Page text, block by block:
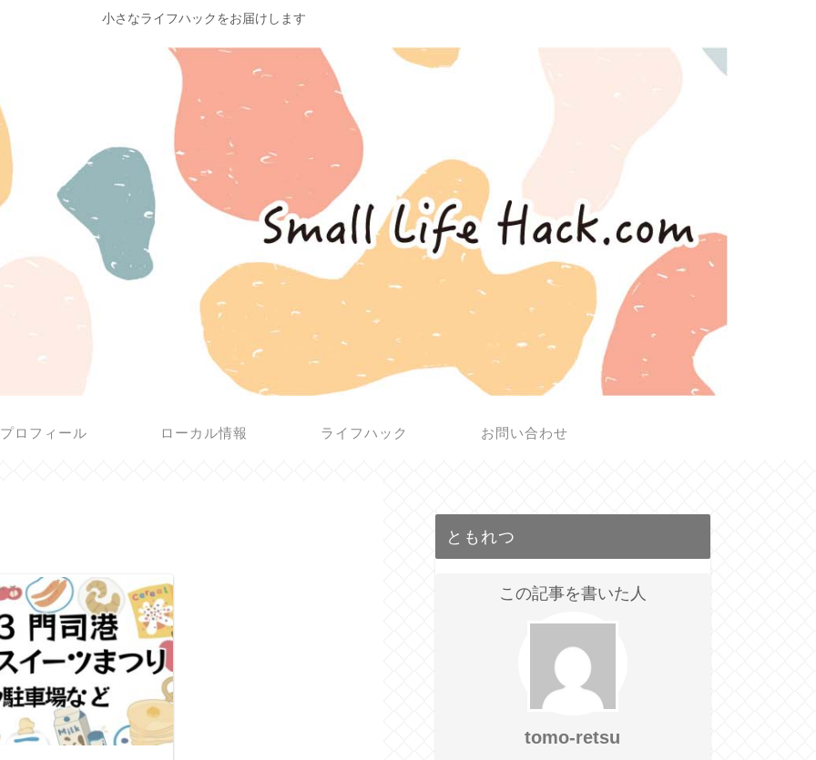
小さなライフハックをお届けします
プロフィール ローカル情報 ライフハック お問い合わせ
ともれつ
この記事を書いた人
tomo-retsu